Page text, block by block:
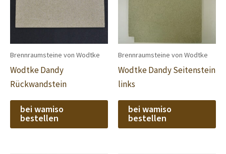
Brennraumsteine von Wodtke
Wodtke Dandy
Rückwandstein
bei wamiso
bestellen
Brennraumsteine von Wodtke
Wodtke Dandy Seitenstein
links
bei wamiso
bestellen